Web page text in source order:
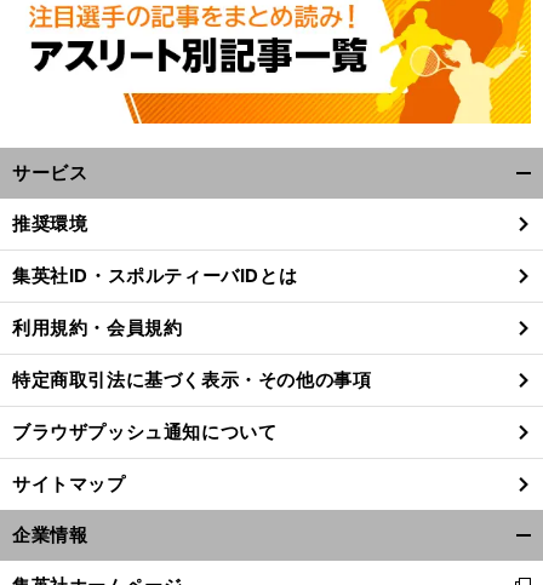
！
、
サービス
閉
る
推奨環境
集英社ID・スポルティーバIDとは
利用規約・会員規約
特定商取引法に基づく表示・その他の事項
ブラウザプッシュ通知について
サイトマップ
企業情報